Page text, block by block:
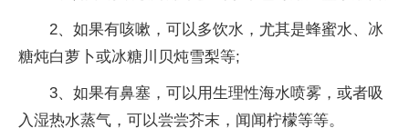
2、如果有咳嗽，可以多饮水，尤其是蜂蜜水、冰
糖炖白萝卜或冰糖川贝炖雪梨等;
3、如果有鼻塞，可以用生理性海水喷雾，或者吸
入湿热水蒸气，可以尝尝芥末，闻闻柠檬等等。